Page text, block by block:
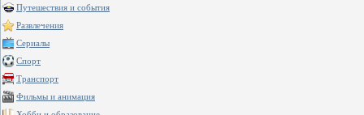
Путешествия и события
Развлечения
Сериалы
Спорт
Транспорт
Фильмы и анимация